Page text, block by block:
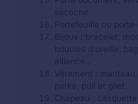
sacoche
Portefeuille ou
Bijoux : bracelet,
boucles d'oreille,
alliance..
Vêtement :
parka, pull et gilet
Chapeau :